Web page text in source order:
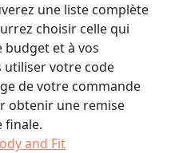
une liste complète
choisir celle qui
et à vos
utiliser votre code
de votre commande
obtenir une remise
finale.
and Fit